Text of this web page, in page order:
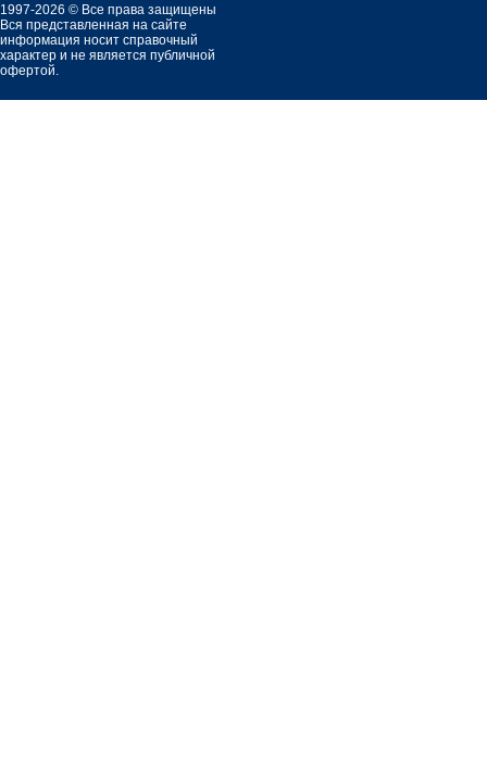
1997-2026 © Все права защищены
Вся представленная на сайте
информация носит справочный
характер и не является публичной
офертой.